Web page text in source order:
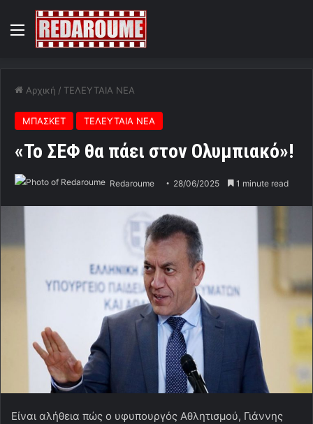
Menu
Αρχική / ΤΕΛΕΥΤΑΙΑ ΝΕΑ
ΜΠΑΣΚΕΤ ΤΕΛΕΥΤΑΙΑ ΝΕΑ
«Το ΣΕΦ θα πάει στον Ολυμπιακό»!
Redaroume 28/06/2025 1 minute read
Είναι αλήθεια πώς ο υφυπουργός Αθλητισμού, Γιάννης